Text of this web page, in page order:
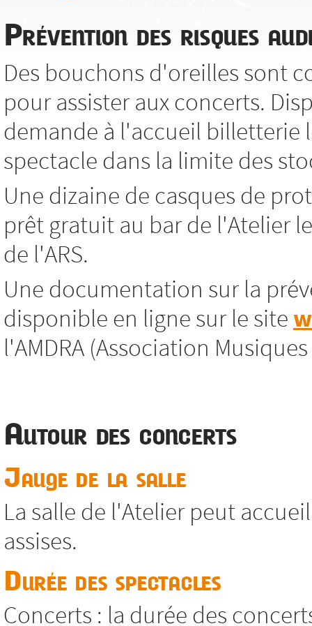
Prévention des risques
Des bouchons d'oreilles sont
pour assister aux concerts.
demande à l'accueil billetterie
spectacle dans la limite des
Une dizaine de casques de
prêt gratuit au bar de l'Atelier
de l'ARS.
Une documentation sur la
disponible en ligne sur le site
l'AMDRA (Association
Autour des concerts
Jauge de la salle
La salle de l'Atelier peut
assises.
Durée des spectacles
Concerts : la durée des